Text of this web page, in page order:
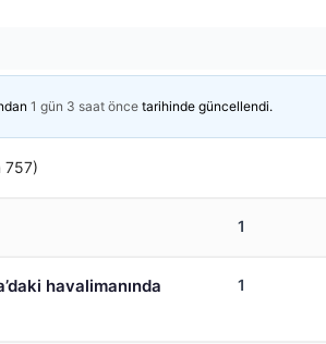
1 gün 3 saat önce tarihinde güncellendi.
757)
1
havalimanında
1